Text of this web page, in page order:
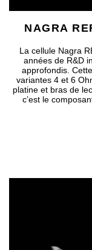
NAGRA
La cellule Nagra
années de R&D
approfondis.
variantes 4 et 6
platine et bras de
c’est le